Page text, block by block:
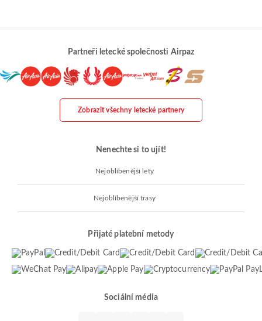
Partneři letecké společnosti Airpaz
Zobrazit všechny letecké partnery
Nenechte si to ujít!
Nejoblíbenější lety
Nejoblíbenější trasy
Přijaté platební metody
Sociální média